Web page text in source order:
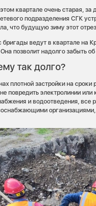
квартале очень старая,
подразделения СГК
что будущую зиму этот
бригады ведут в квартале на
позволит надолго забыть
так долго?
плотной застройки на
повредить электролинии
и водоотведения, все
организациями,